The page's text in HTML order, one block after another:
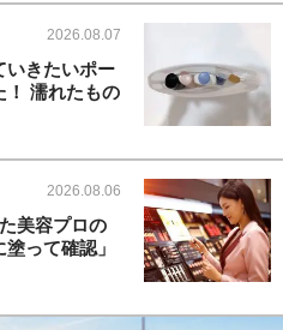
2026.08.07
いきたいポー
！ 濡れたもの
2026.08.06
美容プロの
って確認」